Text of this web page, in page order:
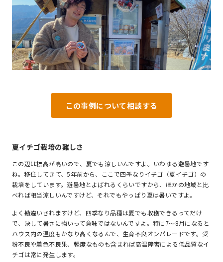
この事例について相談する
夏イチゴ栽培の難しさ
この辺は標高が高いので、夏でも涼しいんですよ。いわゆる避暑地です
ね。移住してきて、5年前から、ここで四季なりイチゴ（夏イチゴ）の
栽培をしています。避暑地とよばれるくらいですから、ほかの地域と比
べれば相当涼しいんですけど、それでもやっぱり夏は暑いですよ。
よく勘違いされますけど、四季なり品種は夏でも収穫できるってだけ
で、決して暑さに強いって意味ではないんですよ。特に7～8月になると
ハウス内の温度もかなり高くなるんで、生育不良オンパレードです。受
粉不良や着色不良果、軽度なものも含まれば高温障害による低品質なイ
チゴは常に発生します。